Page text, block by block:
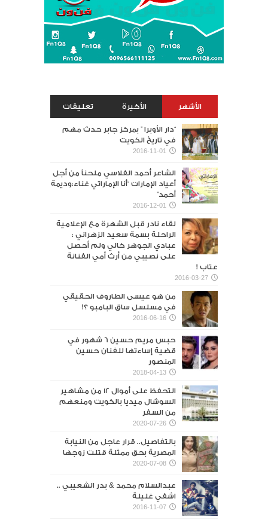
الأشهر الأخيرة تعليقات
“دار الأوبرا ” بمركز جابر حدث مهم
في تاريخ الكويت
2016-11-01
الشاعر أحمد الفلاسي ملحناً من أجل
أعياد الإمارات “أنا الإماراتي غناء:وديمة
أحمد”
2016-12-01
لقاء نادر قبل الشهرة مع الإعلامية
الراحلة بسمة سعيد الزهراني :
عبادي الجوهر خالي ولم أحصل
على نصيبي من أرث أمي الفنانة
عتاب !
2016-03-27
من هو عيسى الطاروف الحقيقي
في مسلسل ساق البامبو ؟!
2016-06-16
حبس مريم حسين 6 شهور في
قضية إساءتها للفنان حسين
المنصور‎
2018-04-13
التحفظ على أموال 12 من مشاهير
السوشال ميديا بالكويت ومنعهم
من السفر
2020-07-26
بالتفاصيل.. قرار عاجل من النيابة
المصرية بحق ممثلة قتلت زوجها
2020-07-08
عبدالسلام محمد & بدر الشعيبي ..
اشفي غليلة
2016-11-07